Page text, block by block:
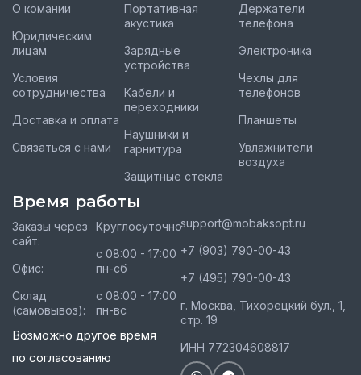
О комании
Юридическим
лицам
Условия
сотрудничества
Доставка и оплата
Связаться с нами
Портативная
акустика
Зарядные
устройства
Кабели и
переходники
Наушники и
гарнитура
Защитные стекла
Держатели
телефона
Электроника
Чехлы для
телефонов
Планшеты
Увлажнители
воздуха
Время работы
Заказы через
сайт:
Офис:
Склад
(самовывоз):
Круглосуточно
с 08:00 - 17:00
пн-сб
с 08:00 - 17:00
пн-вс
Возможно другое время
по согласованию
support@mobaksopt.ru
+7 (903) 790-00-43
+7 (495) 790-00-43
г. Москва, Тихорецкий бул., 1,
стр. 19
ИНН 772304608817